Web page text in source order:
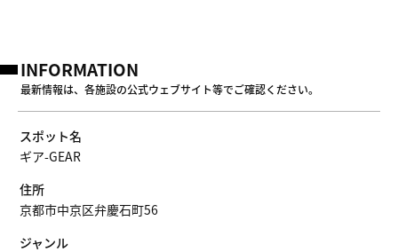
INFORMATION
最新情報は、各施設の公式ウェブサイト等でご確認ください。
スポット名
ギア-GEAR
住所
京都市中京区弁慶石町56
ジャンル